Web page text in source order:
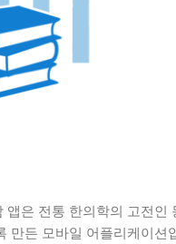
앱은 전통 한의학의 고전
만든 모바일 어플리케이